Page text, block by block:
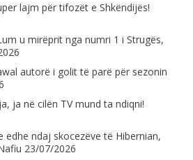
lajm për tifozët e Shkëndijës!
u mirëprit nga numri 1 i Strugës,
autorë i golit të parë për sezonin
ja në cilën TV mund ta ndiqni!
edhe ndaj skocezëve të Hibernian,
23/07/2026